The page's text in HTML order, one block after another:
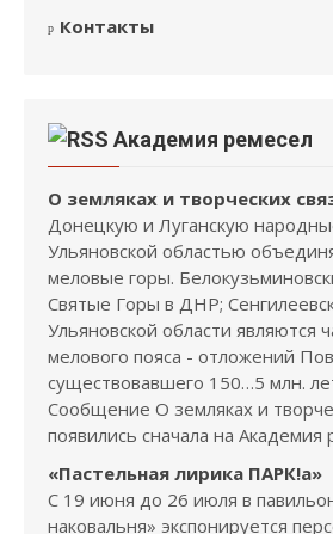
Контакты
Академия ремесел
О земляках и творческих
Донецкую и Луганскую
Ульяновской областью
меловые горы.
Святые Горы в ДНР;
Ульяновской области являются
мелового пояса - отложений
существовавшего 150…5 млн.
Сообщение О земляках и
появились сначала на Академия
«Пастельная лирика ПАРК!а»
С 19 июня до 26 июля в
наковальня» экспонируется